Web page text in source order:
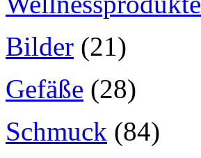
Bilder (21)
Gefäße (28)
Schmuck (84)